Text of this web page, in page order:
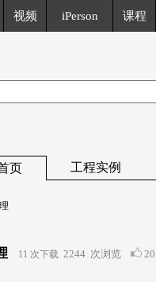
视频 iPerson 课程
页 工程实例
11 次下载 2244 次浏览